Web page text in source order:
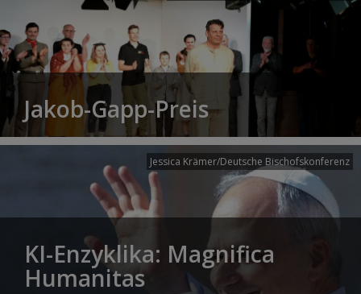
Jakob-Gapp-Preis
Jessica Krämer/Deutsche Bischofskonferenz
KI-Enzyklika: Magnifica
Humanitas